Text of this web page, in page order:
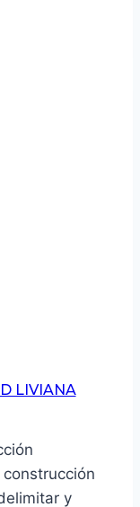
LIVIANA
y